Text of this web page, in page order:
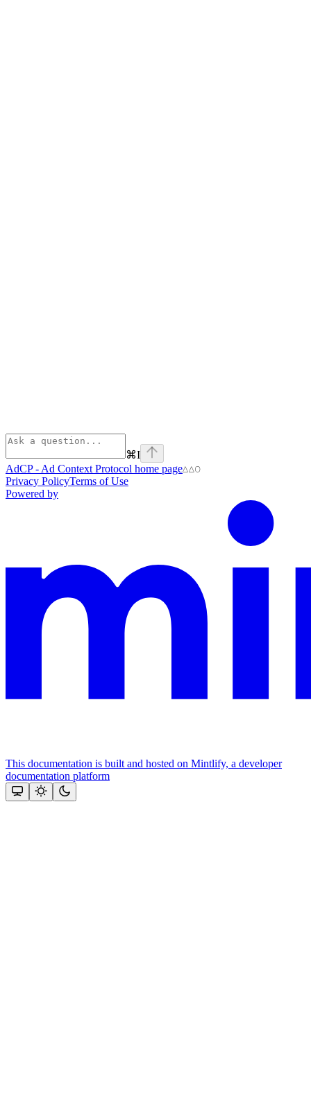
⌘I
AdCP - Ad Context Protocol home page
Privacy PolicyTerms of Use
Powered by
This documentation is built and hosted on Mintlify, a developer
documentation platform